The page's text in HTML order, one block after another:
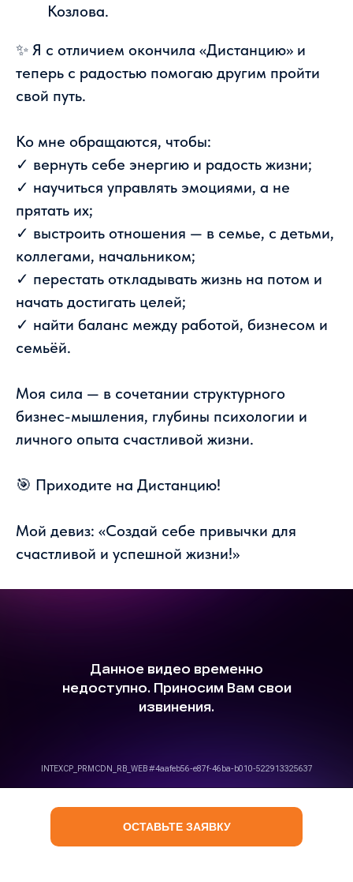
Козлова.
✨ Я с отличием окончила «Дистанцию» и
теперь с радостью помогаю другим пройти
свой путь.
Ко мне обращаются, чтобы:
✓ вернуть себе энергию и радость жизни;
✓ научиться управлять эмоциями, а не
прятать их;
✓ выстроить отношения — в семье, с детьми,
коллегами, начальником;
✓ перестать откладывать жизнь на потом и
начать достигать целей;
✓ найти баланс между работой, бизнесом и
семьёй.
Моя сила — в сочетании структурного
бизнес-мышления, глубины психологии и
личного опыта счастливой жизни.
🎯 Приходите на Дистанцию!
Мой девиз: «Создай себе привычки для
счастливой и успешной жизни!»
ОСТАВЬТЕ ЗАЯВКУ